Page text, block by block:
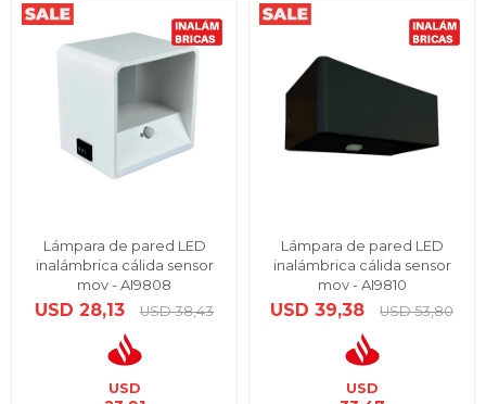
Lámpara de pared LED
inalámbrica cálida sensor
mov - AI9808
USD 28,13 USD 38,43
USD
Lámpara de pared LED
inalámbrica cálida sensor
mov - AI9810
USD 39,38 USD 53,80
USD